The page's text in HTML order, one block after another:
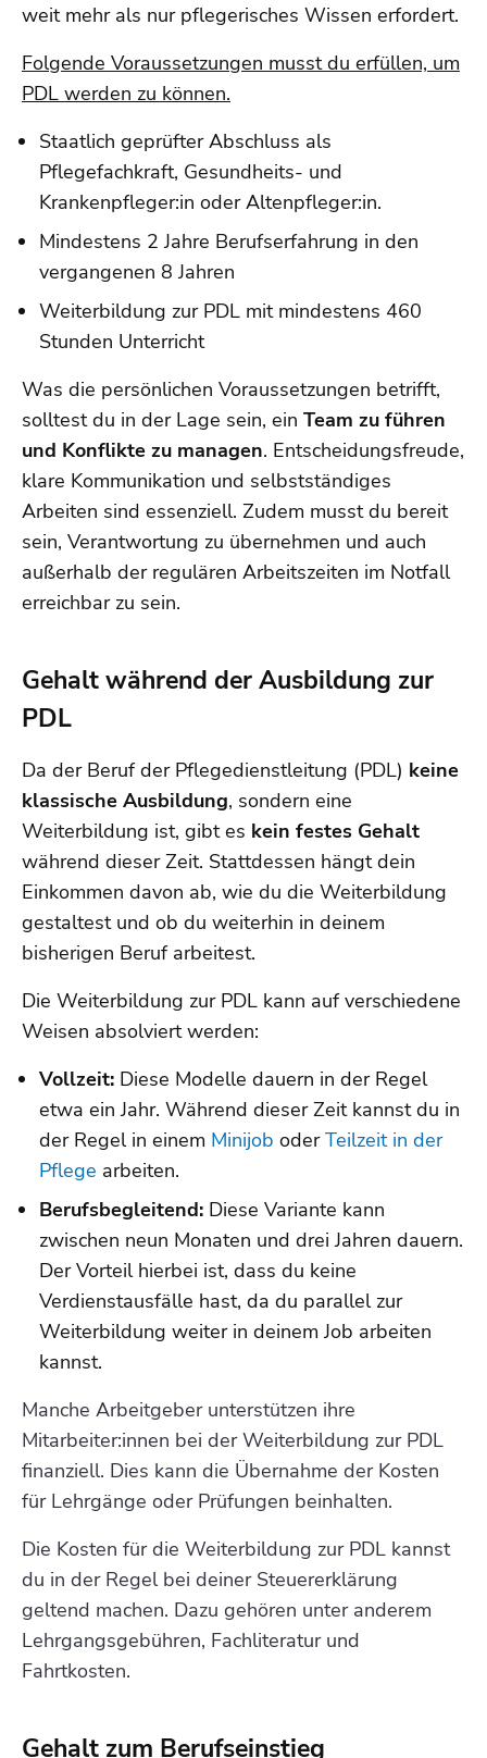
weit mehr als nur pflegerisches Wissen erfordert.
Folgende Voraussetzungen musst du erfüllen, um
PDL werden zu können.
Staatlich geprüfter Abschluss als
Pflegefachkraft, Gesundheits- und
Krankenpfleger:in oder Altenpfleger:in.
Mindestens 2 Jahre Berufserfahrung in den
vergangenen 8 Jahren
Weiterbildung zur PDL mit mindestens 460
Stunden Unterricht
Was die persönlichen Voraussetzungen betrifft,
solltest du in der Lage sein, ein Team zu führen
und Konflikte zu managen. Entscheidungsfreude,
klare Kommunikation und selbstständiges
Arbeiten sind essenziell. Zudem musst du bereit
sein, Verantwortung zu übernehmen und auch
außerhalb der regulären Arbeitszeiten im Notfall
erreichbar zu sein.
Gehalt während der Ausbildung zur
PDL
Da der Beruf der Pflegedienstleitung (PDL) keine
klassische Ausbildung, sondern eine
Weiterbildung ist, gibt es kein festes Gehalt
während dieser Zeit. Stattdessen hängt dein
Einkommen davon ab, wie du die Weiterbildung
gestaltest und ob du weiterhin in deinem
bisherigen Beruf arbeitest.
Die Weiterbildung zur PDL kann auf verschiedene
Weisen absolviert werden:
Vollzeit: Diese Modelle dauern in der Regel
etwa ein Jahr. Während dieser Zeit kannst du in
der Regel in einem Minijob oderTeilzeit in der
Pflege arbeiten.
Berufsbegleitend: Diese Variante kann
zwischen neun Monaten und drei Jahren dauern.
Der Vorteil hierbei ist, dass du keine
Verdienstausfälle hast, da du parallel zur
Weiterbildung weiter in deinem Job arbeiten
kannst.
Manche Arbeitgeber unterstützen ihre
Mitarbeiter:innen bei der Weiterbildung zur PDL
finanziell. Dies kann die Übernahme der Kosten
für Lehrgänge oder Prüfungen beinhalten.
Die Kosten für die Weiterbildung zur PDL kannst
du in der Regel bei deiner Steuererklärung
geltend machen. Dazu gehören unter anderem
Lehrgangsgebühren, Fachliteratur und
Fahrtkosten.
Gehalt zum Berufseinstieg